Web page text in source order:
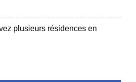
plusieurs résidences en